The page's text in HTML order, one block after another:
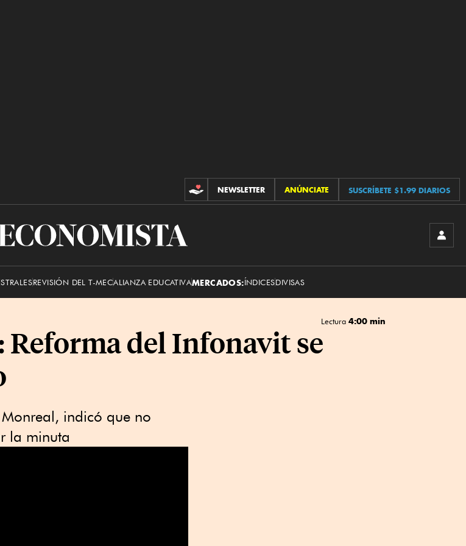
CONTRIBUCIONES
NEWSLETTER ANÚNCIATE SUSCRÍBETE $1.99 DIARIOS
El
REVISIÓN DEL T-MECALIANZA EDUCATIVAMERCADOS:ÍNDICESDIVISAS
Lectura 4:00 min
Reforma del Infonavit se
indicó que no
la minuta